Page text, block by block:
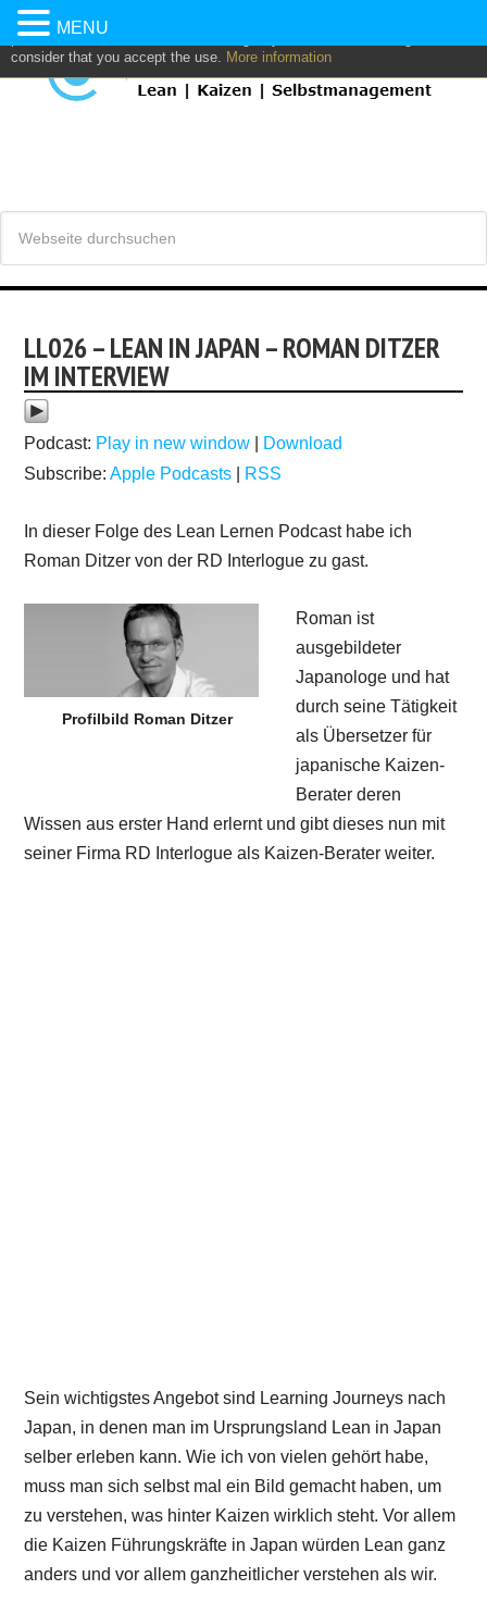
This website uses own and/or third parties cookies to: analyze,
personalize content and/or advertising. If you continue browsing, we
consider that you accept the use. More information
LL026 – LEAN IN JAPAN – ROMAN DITZER
IM INTERVIEW
Podcast: Play in new window
Download
Subscribe:Apple Podcasts RSS
In dieser Folge des Lean Lernen Podcast habe ich
Roman Ditzer von der RD Interlogue zu gast.
Profilbild Roman Ditzer
Roman ist
ausgebildeter
Japanologe und hat
durch seine Tätigkeit
als Übersetzer für
japanische Kaizen-
Berater deren
Wissen aus erster Hand erlernt und gibt dieses nun mit
seiner Firma RD Interlogue als Kaizen-Berater weiter.
Sein wichtigstes Angebot sind Learning Journeys nach
Japan, in denen man im Ursprungsland Lean in Japan
selber erleben kann. Wie ich von vielen gehört habe,
muss man sich selbst mal ein Bild gemacht haben, um
zu verstehen, was hinter Kaizen wirklich steht. Vor allem
die Kaizen Führungskräfte in Japan würden Lean ganz
anders und vor allem ganzheitlicher verstehen als wir.
MENU